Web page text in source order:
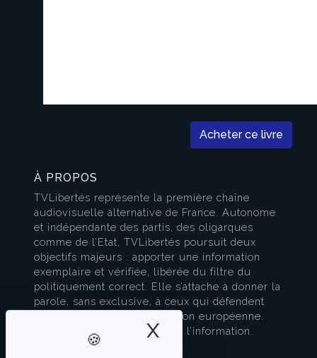
X Masquer le
Acheter ce livre
À PROPOS
TVLibertés représente la première chaîne
audiovisuelle alternative de France. Autonome
et indépendante des partis, des oligarques
comme de l’Etat, TVLibertés poursuit deux
objectifs majeurs : apporter une information
exemplaire et vérifiée, libérée du filtre du
politiquement correct. Elle s’attache à donner la
parole, sans exclusive, à ceux qui défendent
l’esprit français et la civilisation européenne.
TVLibertés est à la pointe de l’information.